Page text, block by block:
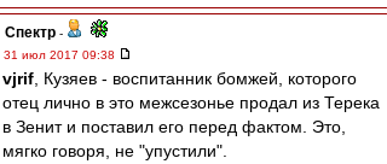
Спектр -
31 июл 2017 09:38
vjrif , Кузяев - воспитанник бомжей, которого
отец лично в это межсезонье продал из Терека
в Зенит и поставил его перед фактом. Это,
мягко говоря, не "упустили".